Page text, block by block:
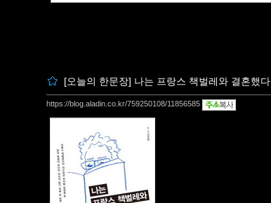
[오늘의 한문장] 나는 프랑스 책벌레와 결혼했다
https://blog.aladin.co.kr/759250108/11856585